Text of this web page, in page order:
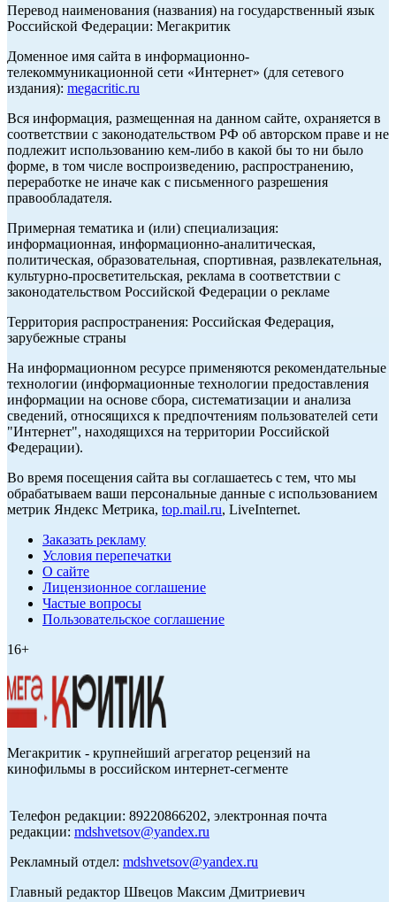
Перевод наименования (названия) на государственный язык
Российской Федерации: Мегакритик
Доменное имя сайта в информационно-
телекоммуникационной сети «Интернет» (для сетевого
издания): megacritic.ru
Вся информация, размещенная на данном сайте, охраняется в
соответствии с законодательством РФ об авторском праве и не
подлежит использованию кем-либо в какой бы то ни было
форме, в том числе воспроизведению, распространению,
переработке не иначе как с письменного разрешения
правообладателя.
Примерная тематика и (или) специализация:
информационная, информационно-аналитическая,
политическая, образовательная, спортивная, развлекательная,
культурно-просветительская, реклама в соответствии с
законодательством Российской Федерации о рекламе
Территория распространения: Российская Федерация,
зарубежные страны
На информационном ресурсе применяются рекомендательные
технологии (информационные технологии предоставления
информации на основе сбора, систематизации и анализа
сведений, относящихся к предпочтениям пользователей сети
"Интернет", находящихся на территории Российской
Федерации).
Во время посещения сайта вы соглашаетесь с тем, что мы
обрабатываем ваши персональные данные с использованием
метрик Яндекс Метрика, top.mail.ru, LiveInternet.
Заказать рекламу
Условия перепечатки
О сайте
Лицензионное соглашение
Частые вопросы
Пользовательское соглашение
16+
Мегакритик - крупнейший агрегатор рецензий на
кинофильмы в российском интернет-сегменте
Телефон редакции: 89220866202, электронная почта
редакции: mdshvetsov@yandex.ru
Рекламный отдел: mdshvetsov@yandex.ru
Главный редактор Швецов Максим Дмитриевич